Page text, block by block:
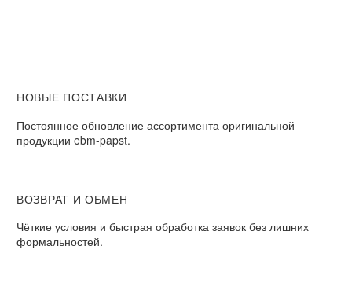
НОВЫЕ ПОСТАВКИ
Постоянное обновление ассортимента оригинальной
продукции ebm-papst.
ВОЗВРАТ И ОБМЕН
Чёткие условия и быстрая обработка заявок без лишних
формальностей.